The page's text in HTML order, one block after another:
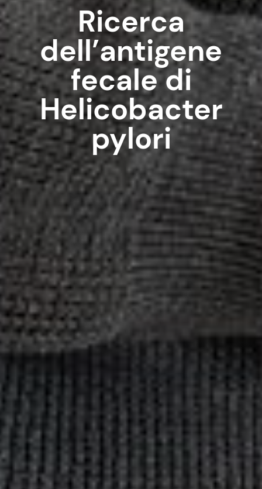
Ricerca
dell’antigene
fecale di
Helicobacter
pylori